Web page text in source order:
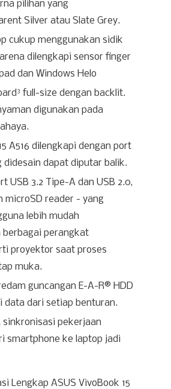
pilihan yang
Silver atau Slate Grey.
cukup menggunakan sidik
dilengkapi sensor finger
dan Windows Helo
3 full-size dengan backlit.
digunakan pada
A516 dilengkapi dengan port
didesain dapat diputar balik.
USB 3.2 Tipe-A dan USB 2.0,
microSD reader - yang
lebih mudah
berbagai perangkat
proyektor saat proses
muka.
guncangan E-A-R® HDD
data dari setiap benturan.
sinkronisasi pekerjaan
smartphone ke laptop jadi
Lengkap ASUS VivoBook 15